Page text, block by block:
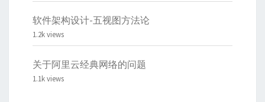
软件架构设计-五视图方法论
1.2k views
关于阿里云经典网络的问题
1.1k views